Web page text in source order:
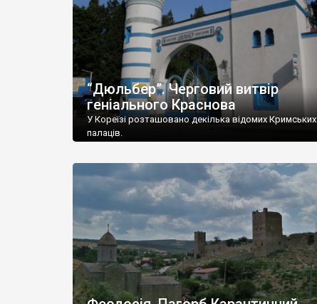
“Дюльбер”. Черговий витвір
геніального Краснова
У Кореїзі розташовано декілька відомих Кримських
палаців.